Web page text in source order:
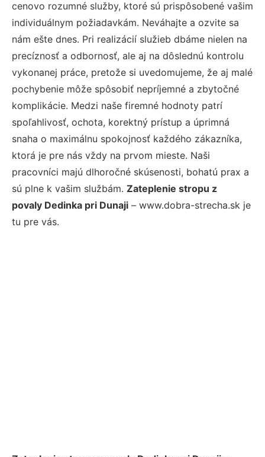
cenovo rozumné služby, ktoré sú prispôsobené vašim
individuálnym požiadavkám. Neváhajte a ozvite sa
nám ešte dnes. Pri realizácií služieb dbáme nielen na
precíznosť a odbornosť, ale aj na dôslednú kontrolu
vykonanej práce, pretože si uvedomujeme, že aj malé
pochybenie môže spôsobiť nepríjemné a zbytočné
komplikácie. Medzi naše firemné hodnoty patrí
spoľahlivosť, ochota, korektný prístup a úprimná
snaha o maximálnu spokojnosť každého zákazníka,
ktorá je pre nás vždy na prvom mieste. Naši
pracovníci majú dlhoročné skúsenosti, bohatú prax a
sú plne k vašim službám. Zateplenie stropu z
povaly Dedinka pri Dunaji – www.dobra-strecha.sk je
tu pre vás.